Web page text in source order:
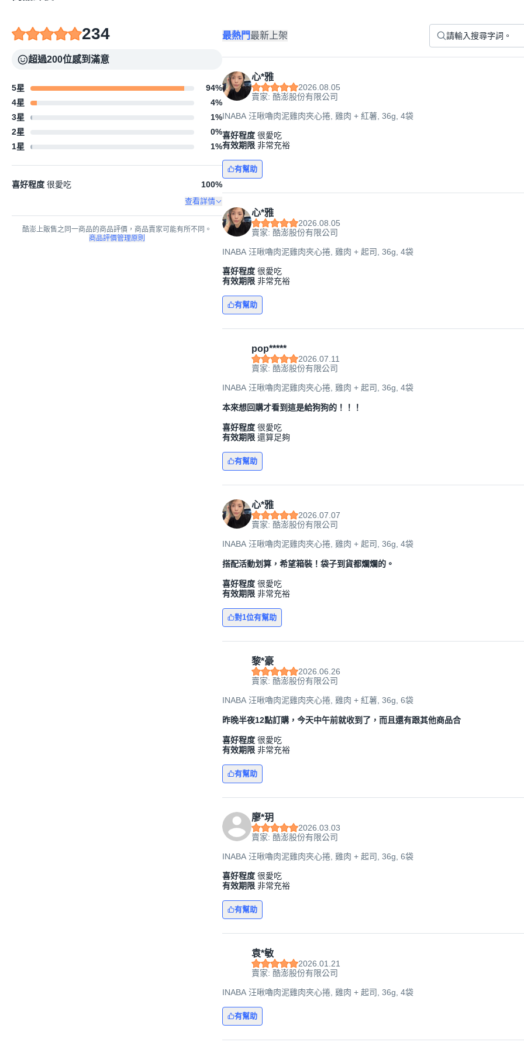
234
超過200位感到滿意
5星 94%
4星
4%
3星
1%
2星
0%
1星
1%
喜好程度 很愛吃 100%
查看詳情
酷澎上販售之同一商品的商品評價，商品賣家可能有所不同。
商品評價管理原則
最熱門最新上架
心*雅
2026.08.05
賣家: 酷澎股份有限公司
INABA 汪啾嚕肉泥雞肉夾心捲, 雞肉 + 紅薯, 36g, 4袋
喜好程度 很愛吃
有效期限 非常充裕
有幫助
心*雅
2026.08.05
賣家: 酷澎股份有限公司
INABA 汪啾嚕肉泥雞肉夾心捲, 雞肉 + 起司, 36g, 4袋
喜好程度 很愛吃
有效期限 非常充裕
有幫助
pop*****
2026.07.11
賣家: 酷澎股份有限公司
INABA 汪啾嚕肉泥雞肉夾心捲, 雞肉 + 起司, 36g, 4袋
本來想回購才看到這是給狗狗的！！！
喜好程度 很愛吃
有效期限 還算足夠
有幫助
心*雅
2026.07.07
賣家: 酷澎股份有限公司
INABA 汪啾嚕肉泥雞肉夾心捲, 雞肉 + 起司, 36g, 4袋
搭配活動划算，希望箱裝！袋子到貨都爛爛的。
喜好程度 很愛吃
有效期限 非常充裕
對1位有幫助
黎*豪
2026.06.26
賣家: 酷澎股份有限公司
INABA 汪啾嚕肉泥雞肉夾心捲, 雞肉 + 紅薯, 36g, 6袋
昨晚半夜12點訂購，今天中午前就收到了，而且還有跟其他商品合
喜好程度 很愛吃
有效期限 非常充裕
有幫助
廖*玥
2026.03.03
賣家: 酷澎股份有限公司
INABA 汪啾嚕肉泥雞肉夾心捲, 雞肉 + 起司, 36g, 6袋
喜好程度 很愛吃
有效期限 非常充裕
有幫助
袁*敏
2026.01.21
賣家: 酷澎股份有限公司
INABA 汪啾嚕肉泥雞肉夾心捲, 雞肉 + 起司, 36g, 4袋
有幫助